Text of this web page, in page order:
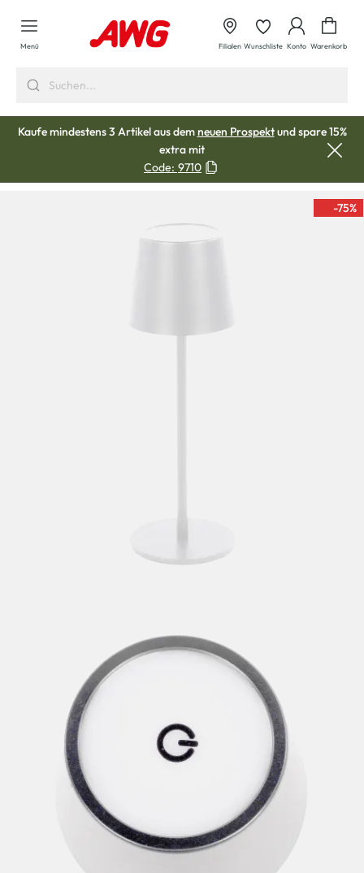
springen
Menü Filialen Wunschliste Konto Warenkorb
Kaufe mindestens 3 Artikel aus demneuen Prospektund spare 15%
extra mit
Code: 9710
-75%